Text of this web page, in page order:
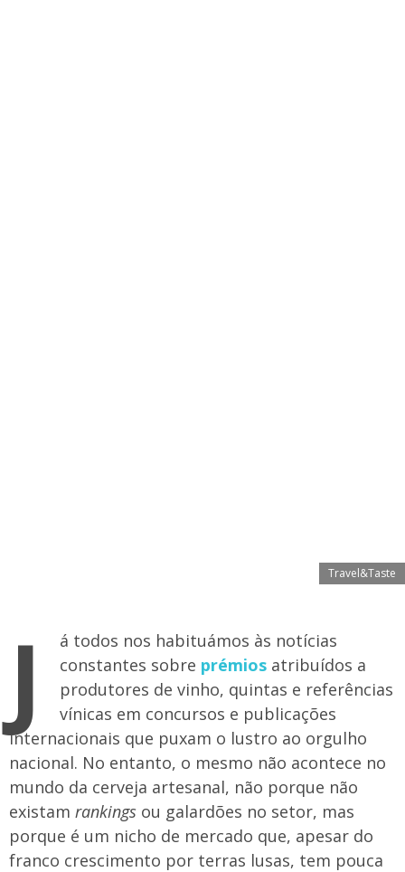
Travel&Taste
J
á todos nos habituámos às notícias
constantes sobre prémios atribuídos a
produtores de vinho, quintas e referências
vínicas em concursos e publicações
internacionais que puxam o lustro ao orgulho
nacional. No entanto, o mesmo não acontece no
mundo da cerveja artesanal, não porque não
existam rankings ou galardões no setor, mas
porque é um nicho de mercado que, apesar do
franco crescimento por terras lusas, tem pouca